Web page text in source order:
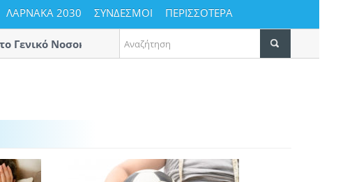
ΛΑΡΝΑΚΑ 2030 ΣΥΝΔΕΣΜΟΙ ΠΕΡΙΣΣΟΤΕΡΑ
Νοσοκομείο
Αυγουστιάτικο ξεφάντωμα στους
Δεκαπενταύγουστο